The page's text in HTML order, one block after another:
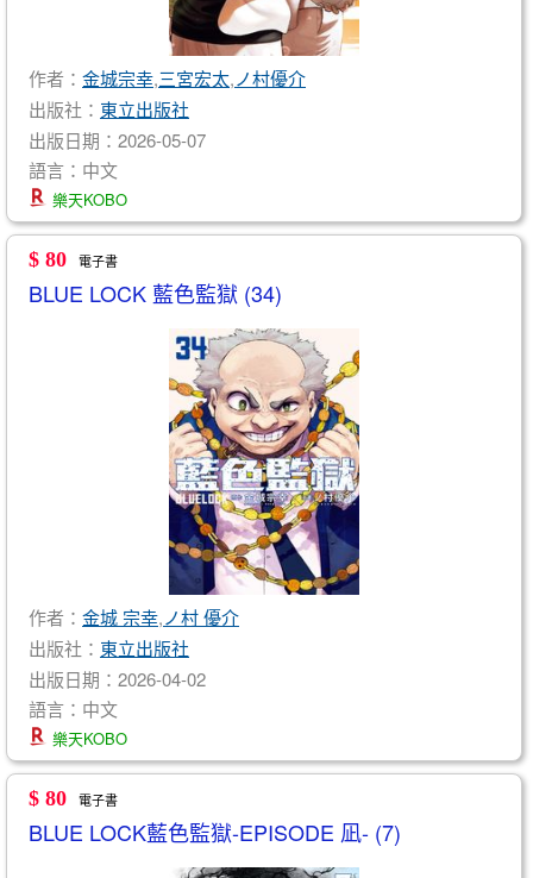
作者： 金城宗幸,三宮宏太,ノ村優介
出版社： 東立出版社
出版日期：2026-05-07
語言：中文
樂天KOBO
$ 80 電子書
BLUE LOCK 藍色監獄 (34)
作者： 金城 宗幸,ノ村 優介
出版社： 東立出版社
出版日期：2026-04-02
語言：中文
樂天KOBO
$ 80 電子書
BLUE LOCK藍色監獄-EPISODE 凪- (7)